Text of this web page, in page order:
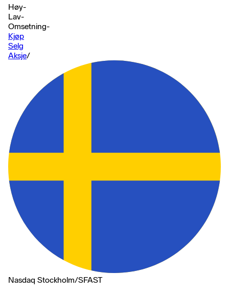
Høy-
Lav-
Omsetning-
Kjøp
Selg
Aksje/
Nasdaq Stockholm/SFAST